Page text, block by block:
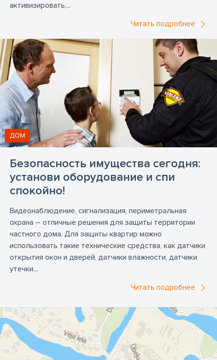
активизировать,...
Читать подробнее
Безопасность имущества сегодня:
установи оборудование и спи
спокойно!
ДОМ
Видеонаблюдение, сигнализация, периметральная
охрана – отличные решения для защиты территории
частного дома. Для защиты квартир можно
использовать такие технические средства, как датчики
открытия окон и дверей, датчики влажности, датчики
утечки...
Читать подробнее